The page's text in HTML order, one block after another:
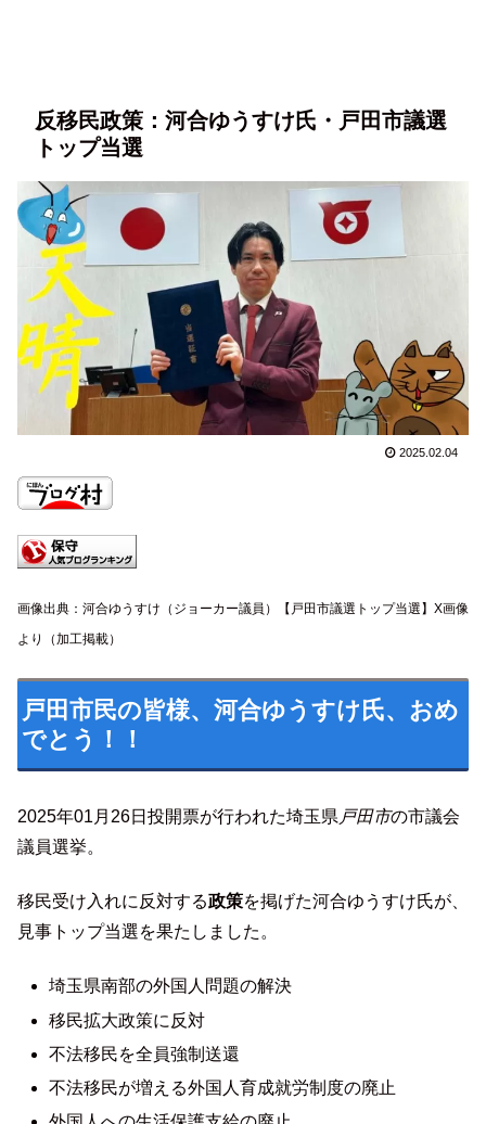
反移民政策：河合ゆうすけ氏・戸田市議選
トップ当選
2025.02.04
画像出典：河合ゆうすけ（ジョーカー議員）【戸田市議選トップ当選】X画像
より
（加工掲載）
戸田市民の皆様、河合ゆうすけ氏、おめ
でとう！！
2025年01月26日投開票が行われた埼玉県 戸田市の市議会
議員選挙。
移民受け入れに反対する政策を掲げた河合ゆうすけ氏が、
見事トップ当選を果たしました。
埼玉県南部の外国人問題の解決
移民拡大政策に反対
不法移民を全員強制送還
不法移民が増える外国人育成就労制度の廃止